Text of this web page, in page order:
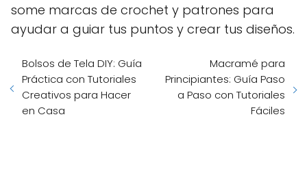
some marcas de crochet y patrones para
ayudar a guiar tus puntos y crear tus diseños.
Bolsos de Tela DIY: Guía
Práctica con Tutoriales
Creativos para Hacer
en Casa
Macramé para
Principiantes: Guía Paso
a Paso con Tutoriales
Fáciles